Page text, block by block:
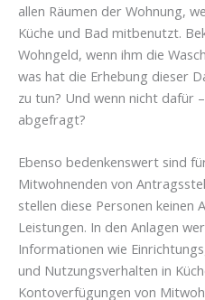
allen Räumen der Wohnung,
Küche und Bad mitbenutzt.
Wohngeld, wenn ihm die
was hat die Erhebung dieser
zu tun? Und wenn nicht dafür
abgefragt?
Ebenso bedenkenswert sind
Mitwohnenden von
stellen diese Personen keinen
Leistungen. In den Anlagen
Informationen wie
und Nutzungsverhalten in
Kontoverfügungen von